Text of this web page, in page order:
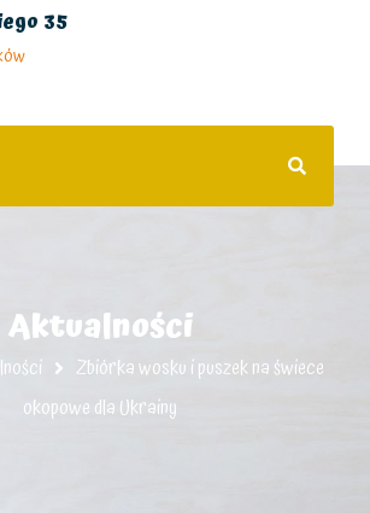
35
Aktualności
Zbiórka wosku i puszek na świece
okopowe dla Ukrainy